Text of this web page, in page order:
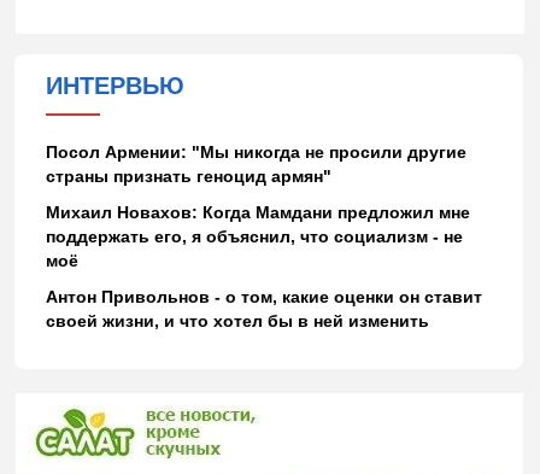
ИНТЕРВЬЮ
Посол Армении: "Мы никогда не просили другие
страны признать геноцид армян"
Михаил Новахов: Когда Мамдани предложил мне
поддержать его, я объяснил, что социализм - не
моё
Антон Привольнов - о том, какие оценки он ставит
своей жизни, и что хотел бы в ней изменить